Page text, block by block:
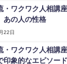
・ワクワク人相講
あの人の性格
22日
・ワクワク人相講
印象的なエピソード